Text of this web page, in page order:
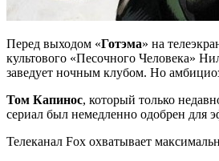
Перед выходом «Готэма» на
культового «Песочного Человека»
заведует ночным клубом. Но
Том Капинос, который только
сериал был немедленно одобрен для
Телеканал Fox охватывает